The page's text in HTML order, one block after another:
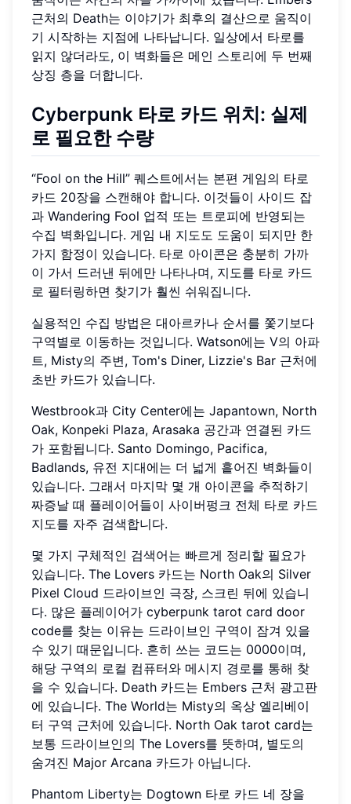
근처의 Death는 이야기가 최후의 결산으로 움직이
기 시작하는 지점에 나타납니다. 일상에서 타로를
읽지 않더라도, 이 벽화들은 메인 스토리에 두 번째
상징 층을 더합니다.
Cyberpunk 타로 카드 위치: 실제
로 필요한 수량
“Fool on the Hill” 퀘스트에서는 본편 게임의 타로
카드 20장을 스캔해야 합니다. 이것들이 사이드 잡
과 Wandering Fool 업적 또는 트로피에 반영되는
수집 벽화입니다. 게임 내 지도도 도움이 되지만 한
가지 함정이 있습니다. 타로 아이콘은 충분히 가까
이 가서 드러낸 뒤에만 나타나며, 지도를 타로 카드
로 필터링하면 찾기가 훨씬 쉬워집니다.
실용적인 수집 방법은 대아르카나 순서를 쫓기보다
구역별로 이동하는 것입니다. Watson에는 V의 아파
트, Misty의 주변, Tom's Diner, Lizzie's Bar 근처에
초반 카드가 있습니다.
Westbrook과 City Center에는 Japantown, North
Oak, Konpeki Plaza, Arasaka 공간과 연결된 카드
가 포함됩니다. Santo Domingo, Pacifica,
Badlands, 유전 지대에는 더 넓게 흩어진 벽화들이
있습니다. 그래서 마지막 몇 개 아이콘을 추적하기
짜증날 때 플레이어들이 사이버펑크 전체 타로 카드
지도를 자주 검색합니다.
몇 가지 구체적인 검색어는 빠르게 정리할 필요가
있습니다. The Lovers 카드는 North Oak의 Silver
Pixel Cloud 드라이브인 극장, 스크린 뒤에 있습니
다. 많은 플레이어가 cyberpunk tarot card door
code를 찾는 이유는 드라이브인 구역이 잠겨 있을
수 있기 때문입니다. 흔히 쓰는 코드는 0000이며,
해당 구역의 로컬 컴퓨터와 메시지 경로를 통해 찾
을 수 있습니다. Death 카드는 Embers 근처 광고판
에 있습니다. The World는 Misty의 옥상 엘리베이
터 구역 근처에 있습니다. North Oak tarot card는
보통 드라이브인의 The Lovers를 뜻하며, 별도의
숨겨진 Major Arcana 카드가 아닙니다.
Phantom Liberty는 Dogtown 타로 카드 네 장을